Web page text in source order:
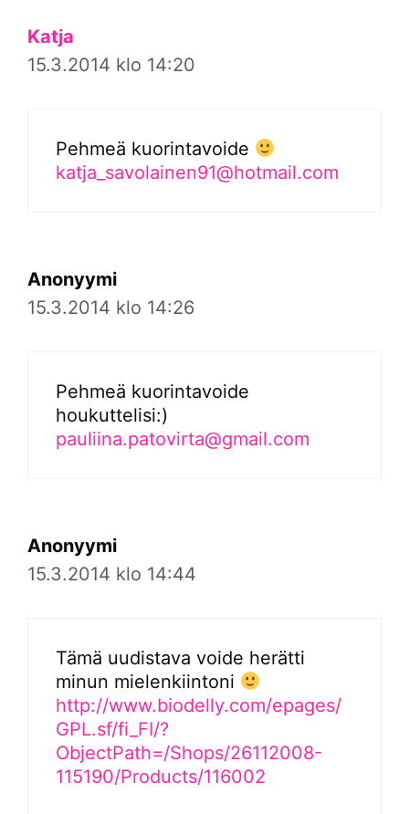
Katja
15.3.2014 klo 14:20
Pehmeä kuorintavoide
katja_savolainen91@hotmail.com
Anonyymi
15.3.2014 klo 14:26
Pehmeä kuorintavoide
houkuttelisi:)
pauliina.patovirta@gmail.com
Anonyymi
15.3.2014 klo 14:44
Tämä uudistava voide herätti
minun mielenkiintoni
http://www.biodelly.com/epages/
GPL.sf/fi_FI/?
ObjectPath=/Shops/26112008-
115190/Products/116002